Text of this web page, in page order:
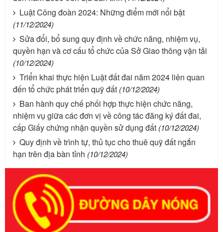
Luật Công đoàn 2024: Những điểm mới nổi bật
(11/12/2024)
Sửa đổi, bổ sung quy định về chức năng, nhiệm vụ,
quyền hạn và cơ cấu tổ chức của Sở Giao thông vận tải
(10/12/2024)
Triển khai thực hiện Luật đất đai năm 2024 liên quan
đến tổ chức phát triển quỹ đất (10/12/2024)
Ban hành quy chế phối hợp thực hiện chức năng,
nhiệm vụ giữa các đơn vị về công tác đăng ký đất đai,
cấp Giấy chứng nhận quyền sử dụng đất (10/12/2024)
Quy định về trình tự, thủ tục cho thuê quỹ đất ngắn
hạn trên địa bàn tỉnh (10/12/2024)